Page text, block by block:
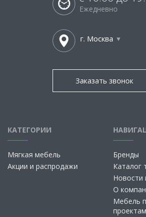
Ежедневно
г. Москва
Заказать звонок
КАТЕГОРИИ
Мягкая мебель
Акции и распродажи
Бренды
Каталог
Новости
О
Мебель
проектам